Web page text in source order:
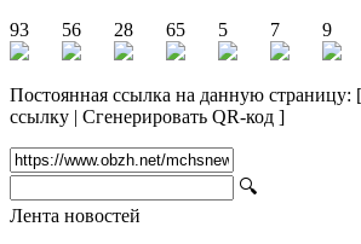
93
56 28 65 5 7 9
Постоянная ссылка на данную страницу: [
ссылку | Сгенерировать QR-код ]
🔍
Лента новостей